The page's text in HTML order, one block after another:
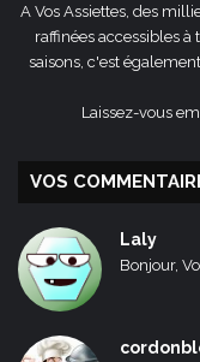
A Vos Assiettes, des
raffinées accessibles
saisons, c'est
Laissez-vous
VOS
Laly
Bonjour,